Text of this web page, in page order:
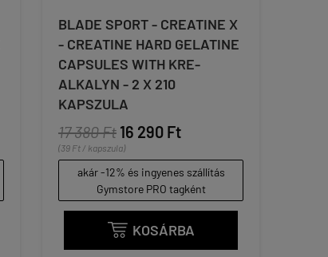
BLADE SPORT - CREATINE X
- CREATINE HARD GELATINE
CAPSULES WITH KRE-
ALKALYN - 2 X 210
KAPSZULA
17 380 Ft 16 290 Ft
(39 Ft / kapszula)
akár -12% és ingyenes szállítás
Gymstore PRO tagként
 KOSÁRBA